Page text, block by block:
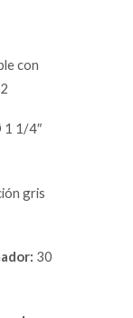
con
1 1/4″
gris
30